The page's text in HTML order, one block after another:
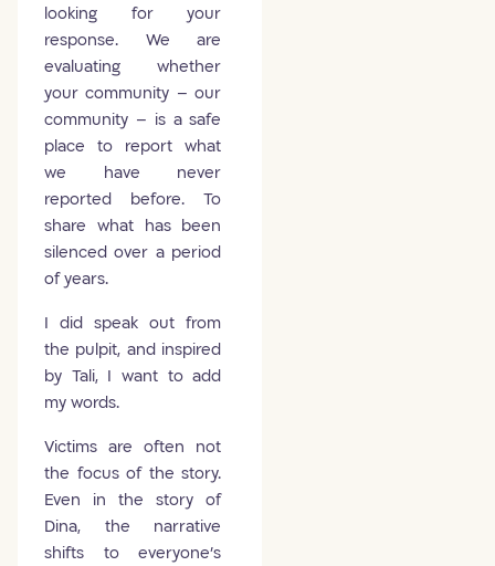
looking for your
response. We are
evaluating whether
your community – our
community – is a safe
place to report what
we have never
reported before. To
share what has been
silenced over a period
of years.
I did speak out from
the pulpit, and inspired
by Tali, I want to add
my words.
Victims are often not
the focus of the story.
Even in the story of
Dina, the narrative
shifts to everyone’s